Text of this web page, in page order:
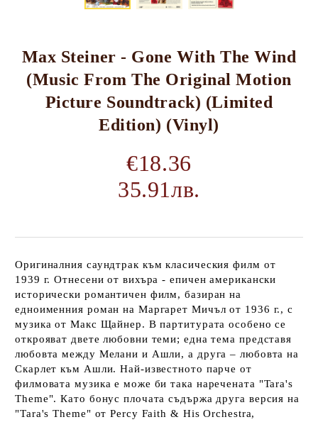
Max Steiner - Gone With The Wind
(Music From The Original Motion
Picture Soundtrack) (Limited
Edition) (Vinyl)
€18.36
35.91лв.
Оригиналния саундтрак към класическия филм от
1939 г. Отнесени от вихъра - епичен американски
исторически романтичен филм, базиран на
едноименния роман на Маргарет Мичъл от 1936 г., с
музика от Макс Щайнер. В партитурата особено се
открояват двете любовни теми; една тема представя
любовта между Мелани и Ашли, а друга – любовта на
Скарлет към Ашли. Най-известното парче от
филмовата музика е може би така наречената "Tara's
Theme". Като бонус плочата съдържа друга версия на
"Tara's Theme" от Percy Faith & His Orchestra,